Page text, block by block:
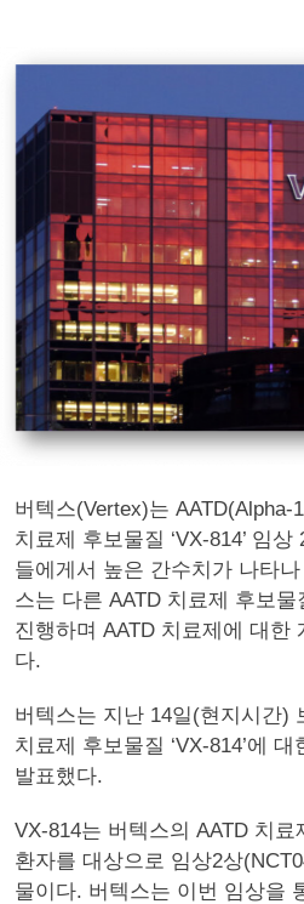
버텍스(Vertex)는 AATD(Alpha-
치료제 후보물질 ‘VX-814’ 임
들에게서 높은 간수치가 나타
스는 다른 AATD 치료제 후보물
진행하며 AATD 치료제에 대한
다.
버텍스는 지난 14일(현지시간)
치료제 후보물질 ‘VX-814’에
발표했다.
VX-814는 버텍스의 AATD 치료
환자를 대상으로 임상2상
물이다. 버텍스는 이번 임상을